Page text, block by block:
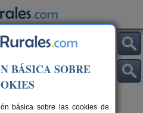
BÁSICA SOBRE
básica sobre las cookies de